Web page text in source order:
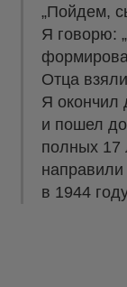
„Пойдем,
Я говорю:
Отца
Я окончил
и пошел
полных 17
направили
в 1944